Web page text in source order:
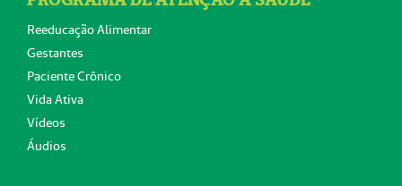
Reeducação Alimentar
Gestantes
Paciente Crônico
Vida Ativa
Vídeos
Áudios